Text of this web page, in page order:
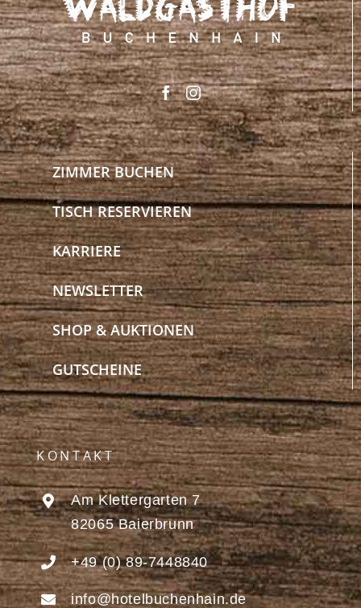
ZIMMER BUCHEN
TISCH RESERVIEREN
KARRIERE
NEWSLETTER
SHOP & AUKTIONEN
GUTSCHEINE
KONTAKT
Am Klettergarten 7
82065 Baierbrunn
+49 (0) 89-7448840
info@hotelbuchenhain.de